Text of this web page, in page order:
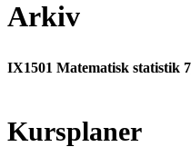
Arkiv
IX1501 Matematisk statistik
Kursplaner